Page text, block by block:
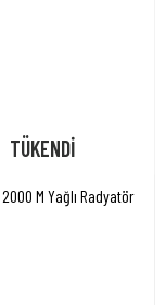
TÜKENDİ
M Yağlı Radyatör